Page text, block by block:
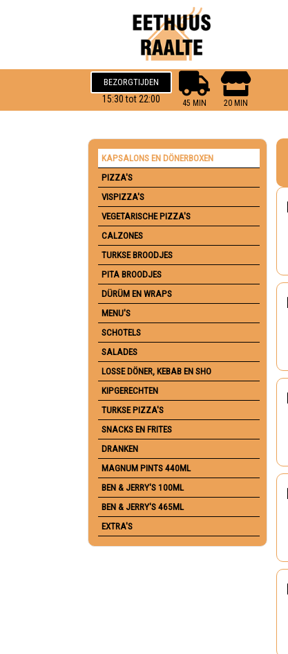
BEZORGTIJDEN
15:30 tot 22:00 45 MIN 20 MIN
KAPSALONS EN DÖNERBOXEN
PIZZA'S
VISPIZZA'S
VEGETARISCHE PIZZA'S
CALZONES
TURKSE BROODJES
PITA BROODJES
DÜRÜM EN WRAPS
MENU'S
SCHOTELS
SALADES
LOSSE DÖNER, KEBAB EN SHO
KIPGERECHTEN
TURKSE PIZZA'S
SNACKS EN FRITES
DRANKEN
MAGNUM PINTS 440ML
BEN & JERRY'S 100ML
BEN & JERRY'S 465ML
EXTRA'S